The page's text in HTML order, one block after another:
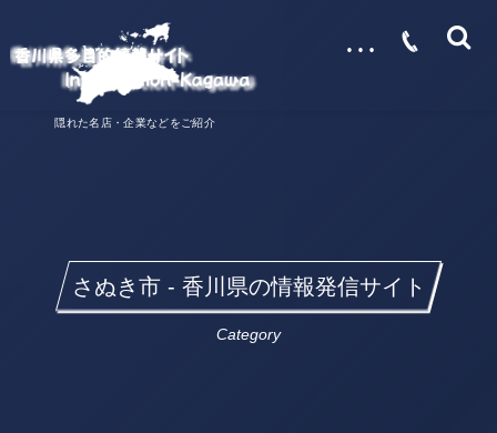
隠れた名店・企業などをご紹介
…
さぬき市 - 香川県の情報発信サイト
Category